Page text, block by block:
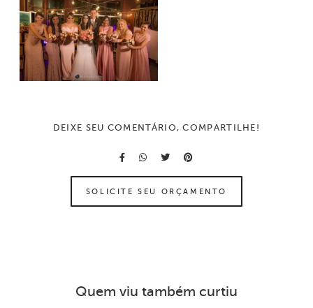
DEIXE SEU COMENTÁRIO, COMPARTILHE!
SOLICITE SEU ORÇAMENTO
Quem viu também curtiu